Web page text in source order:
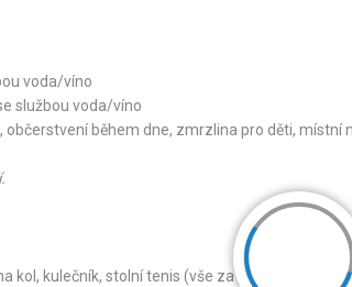
voda/víno
službou voda/víno
během dne, zmrzlina pro děti, místní
kol, kulečník, stolní tenis (vše za poplatek),